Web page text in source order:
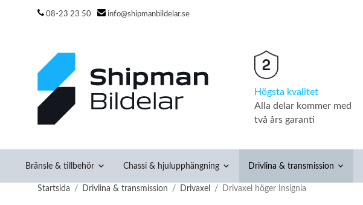
08-23 23 50 info@shipmanbildelar.se
Högsta kvalitet
Alla delar kommer med
två års garanti
Bränsle & tillbehör Chassi & hjulupphängning Drivlina & transmission
Startsida / Drivlina & transmission / Drivaxel / Drivaxel höger Insignia